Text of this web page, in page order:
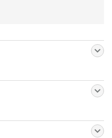
Вас:
до 23:00